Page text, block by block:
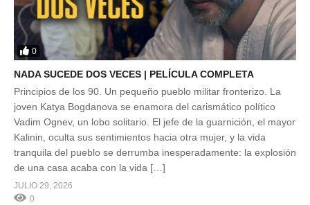
0
NADA SUCEDE DOS VECES | PELÍCULA COMPLETA
Principios de los 90. Un pequeño pueblo militar fronterizo. La
joven Katya Bogdanova se enamora del carismático político
Vadim Ognev, un lobo solitario. El jefe de la guarnición, el mayor
Kalinin, oculta sus sentimientos hacia otra mujer, y la vida
tranquila del pueblo se derrumba inesperadamente: la explosión
de una casa acaba con la vida […]
JULIO 29, 2026
0